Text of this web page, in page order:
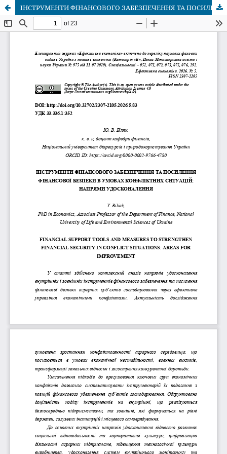
ІНСТРУМЕНТИ ФІНАНСОВОГО ЗАБЕЗПЕЧЕННЯ ТА ПОСИЛЕННЯ ФІНАНСОВОЇ БЕЗПЕКИ В УМОВАХ КОНФЛІКТНИХ СИТУАЦІЙ: НАПРЯМИ УДОСКОНАЛЕННЯ